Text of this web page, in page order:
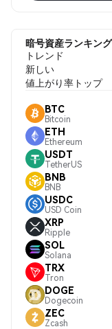
暗号資産ランキング
トレンド
新しい
値上がり率トップ
BTC
Bitcoin
ETH
Ethereum
USDT
TetherUS
BNB
BNB
USDC
USD Coin
XRP
Ripple
SOL
Solana
TRX
Tron
DOGE
Dogecoin
ZEC
Zcash